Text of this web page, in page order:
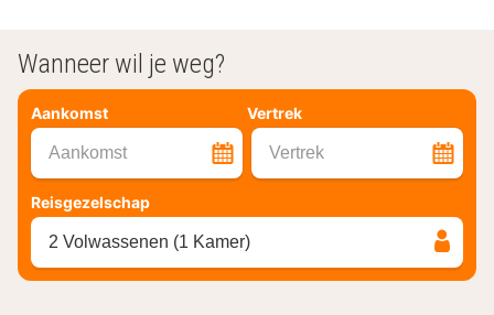
Wanneer wil je weg?
Aankomst Vertrek
Aankomst Vertrek
Reisgezelschap
2 Volwassenen (1 Kamer)